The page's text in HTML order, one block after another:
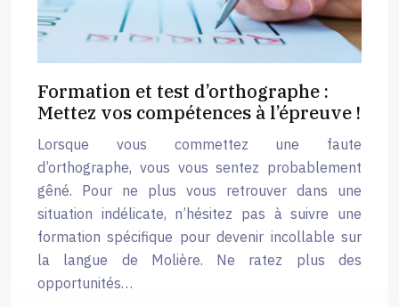
Formation et test d’orthographe :
Mettez vos compétences à l’épreuve !
Lorsque vous commettez une faute
d’orthographe, vous vous sentez probablement
gêné. Pour ne plus vous retrouver dans une
situation indélicate, n’hésitez pas à suivre une
formation spécifique pour devenir incollable sur
la langue de Molière. Ne ratez plus des
opportunités…